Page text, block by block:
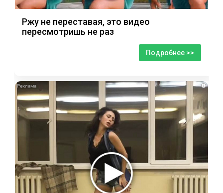
Ржу не переставая, это видео
пересмотришь не раз
Подробнее >>
i